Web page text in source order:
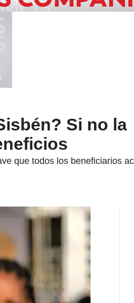
Si no la
que todos los beneficiarios